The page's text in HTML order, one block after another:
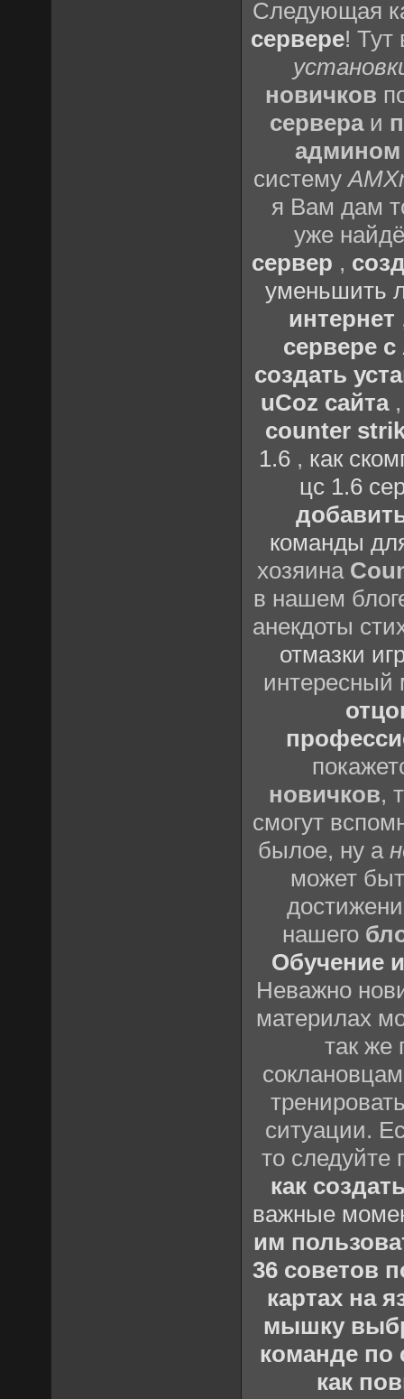
Следующая
сервере! Тут
новичков
сервераи
админом
систему
я Вам дам
уже
сервер ,
уменьшить
интернет
сервере
создать
uCoz сайта
counter
1.6, как
цс 1.6
команды
хозяина
в нашем
анекдоты
отмазки
интересный
новичков,
смогут
былое, ну а
может
нашего
Обучение
Неважно
материлах
так же
ситуации.
то
как
важные
им
36 советов
картах на
мышку
команде по
как